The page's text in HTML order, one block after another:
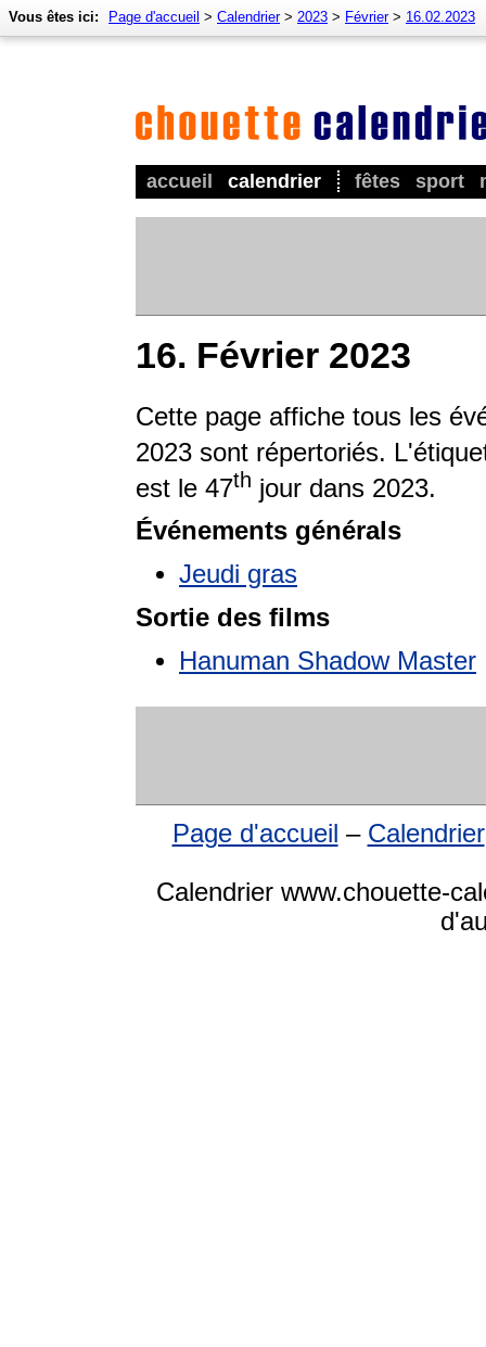
accueil calendrier fêtes sport
Vous êtes ici: Page d'accueil > Calendrier> 2023 > Février> 16.02.2023
16. Février 2023
Cette page affiche tous les
2023 sont répertoriés.
est le 47th jour dans 2023.
Événements générals
Jeudi gras
Sortie des films
Hanuman Shadow Master
Page d'accueil – Calendrier
Calendrier www.chouette-